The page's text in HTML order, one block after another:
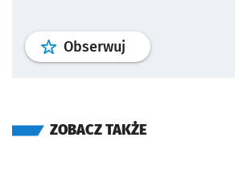
Obserwuj profil
ZOBACZ TAKŻE